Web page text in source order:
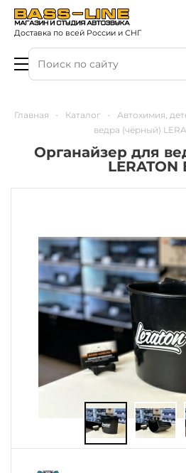
Доставка по всей России и СНГ
Главная - Каталог - Автохимия,
ведра (чёрный)
Органайзер для
LERATON